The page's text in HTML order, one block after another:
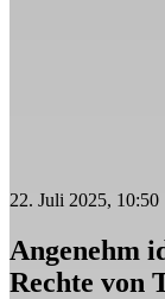
22. Juli 2025,
Angenehm
Rechte von